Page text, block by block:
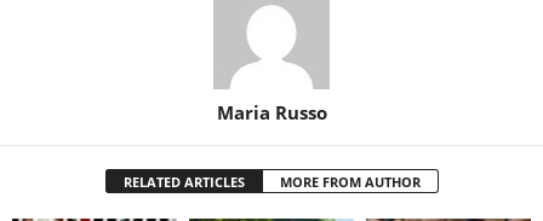
Maria Russo
RELATED ARTICLES MORE FROM AUTHOR